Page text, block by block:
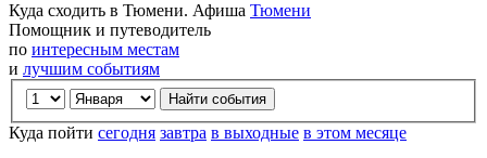
Куда сходить в Тюмени. Афиша Тюмени
Помощник и путеводитель
по интересным местам
и лучшим событиям
Куда пойти сегодня завтра в выходные в этом месяце